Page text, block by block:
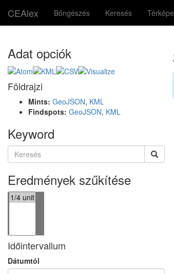
CEAlex Bőngészés Keresés
Adat opciók
Földrajzi
Mints: GeoJSON, KML
Findspots: GeoJSON, KML
Keyword
Eredmények szűkítése
Időintervallum
Dátumtól